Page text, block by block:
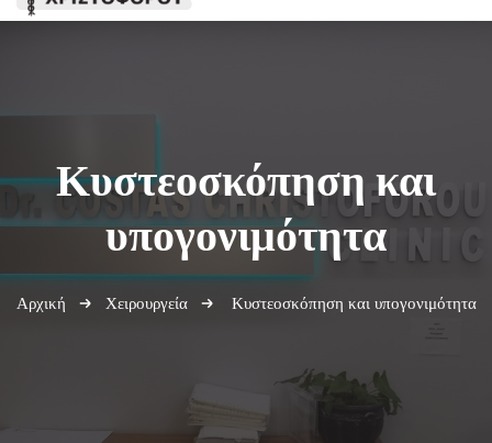
Κυστεοσκόπηση και
υπογονιμότητα
Αρχική Χειρουργεία Κυστεοσκόπηση και υπογονιμότητα